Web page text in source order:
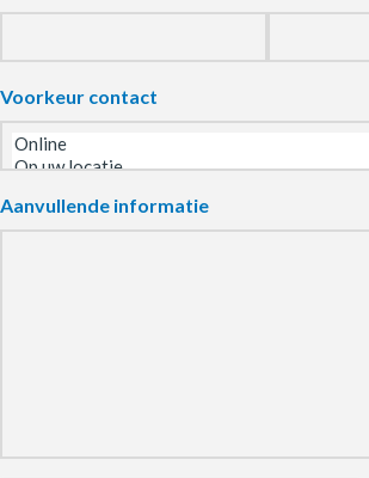
Voorkeur contact
Aanvullende informatie